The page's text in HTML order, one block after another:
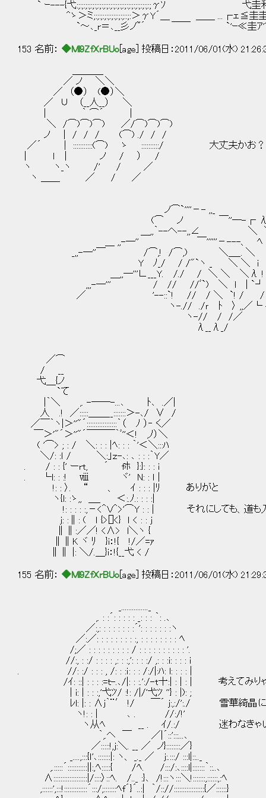
` ｰ---{弋:;:;:;:;:;:;:;:;:;:;:;:;:;:;:;:;:;:;:;:;:;γｿ 弋圭利圭
^ゝ＞ミ;:;:;:;:;:;:;:;:;::;:＞γY´＿ ＿＿ ...┌ェ≦圭圭/
`～､_r＝､__彡ノ~´ ￣￣ `'ｰ≪圭ｱ'"
153 名前： ◆Ml9ZfXrBUo [age] 投稿日：2011/06/01(水)
／ ノ ＼＼
／ （●） (●）＼
／ ∪ （__人__） ＼
＼ /⌒)⌒)⌒) ／/⌒)⌒)⌒)
ノ | / / / (⌒) ./ / /
／´ | :::::::::::(⌒) ゝ ::::::::::/ 大丈夫かお？
| ｌ | ノ / ） /
ヽ ヽ_ヽ /' / ／
ヽ ＿＿ ／ / ／
ノ⌒`''''－- ,,_
(⌒ ノ ￣''―-┌ λ￣''――---
＿,,｀--へ--,,∠ ＼ ＼
＿ ,,-―'' ￣''''''－---、 ﾍ ＼
_,,-―''￣ /⌒,! /⌒,) ＼＿_. ＼ ヽ 丶
Y ﾉ_/ / /"`ヽ _ ＼ ＼ i |
＿,,―'''∟___Y. /./ / ＼ ＼ ＼λ ! |
,,,-―''' / // //ﾞ`) ＼ l | `┘ |
／ '--::`! // / ＼ `! / / /
ヽ-.// ./ｒ ﾄ 〉 ,,／└ イ＿
ヽ-// / /／
λ__λ_/
／⌒
/ __
弋＿{ノ
`て
|｀＼ ,. -──-...､ ﾄ､ .／|
人 .! ／:::::＿＿__:::::::＞-､/ ∨ /
／￣｀ヽ|＞''"´:::::::::::::::::｀（ ﾉ ）‐ く／
￣＞'"´＞''"´￣￣￣｀ﾞ''＜! ,ﾉ）＼
( '⌒> ; : / ＼: : : |ﾍ: : : ｀'＜＼:::ﾊ
＼/: :ｌ / ＼:」ｚ-､: ､ : : :｀Y／
. / : : {' ーrt, ´ fﾎ }:}: : : i
. └l: : :! ⅷ ヾ' N: : ｌ |
!: : 〉. “ 、 ｲ : : : |ﾘ ありがと
ヽ{l: :ゝ,, ＿_ ＜:.ﾉ.: : : :|
!: : : : :,－<＾Ｖ＾>'⌒Y : : | それにしても、道も入り
j: :∥: ( ｌ {>[]<} ｌ < : : j
∥∥:／／! <∧> l＼ヽ {
∥∥K ヾ ﾘ }i：!{ !/／=ｧ
∥∥ |: ＼/.＿}i：!{__弋 < /
155 名前： ◆Ml9ZfXrBUo [age] 投稿日：2011/06/01(水)
,. : :´: : : : : _: : : ｀: .､
／:,: : : : : : : :´': : : : : : :ヽ
／:／: : : : : : : : :, : : : : : : : : ﾍ
/;／ : : : : : : : : : / : : : : : : : : : : '.
//:, : :/ : : : : ,: : :,': : : :/ ,: : :i: : : : i
. //: :/ : : : , /: : :ｉ: : : /:/|:ﾊ: l: : : : |
/ｲ: ::| : : : :=ｔ-.､/|: : :.':/-t十:| : | : | 考えてみりゃ、
| i: | : : :,'弋ﾂ/ :!: /|/'弋ﾂ ''} : |): ;
ﾚl: |: : ∧ｊ｀¨′ !/ ￣´ ｊ:,:/':./ 雪華綺晶に案内して
ヽ!: : | ､ . //:/!'
ヽ从ﾍ __ . ｲ/.:/ 迷わなきゃいいんだ
｀,.ヘ ￣ ／|´::':::...､
／:::::!,ｊ:＼. __ ／ ノ}::::::::／}
_....,:::{ｌ'､:::::::|: ヽ、 _._ ／ ｊ:.:::/ :::l|::.._
,.:::::´:::::::::::||:,ﾍ:::::{ /ﾍ. /:::/:､::::l|:::::::｀::..､
∧:::::::::::::::::::|/::::〉::ﾍ. /.._ :}､ /!:::ヽ:::＼!:::::::,::::::,:ﾍ
,::::::',:::!:::::::::::::´:::/;:::::::ﾍf´}´..:| ｀/:://:::::::::::::::::{／::::::}